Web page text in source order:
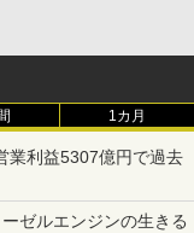
1カ月
業利益5307億円で過去
ゼルエンジンの生きる